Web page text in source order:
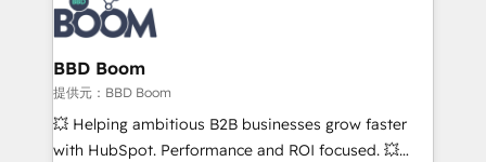
cumulées
Seamless CRM, CMS, and automation setup •
Complex platform migrations and data cleanups •
Custom APIs and third-party integrations 📈 End-to-
End Revenue Acceleration • Lifecycle marketing and
pipeline growth programs • Sales enablement tools
and CRM optimization • Retention strategies with
BBD Boom
提供元：BBD Boom
💥 Helping ambitious B2B businesses grow faster
with HubSpot. Performance and ROI focused. 💥